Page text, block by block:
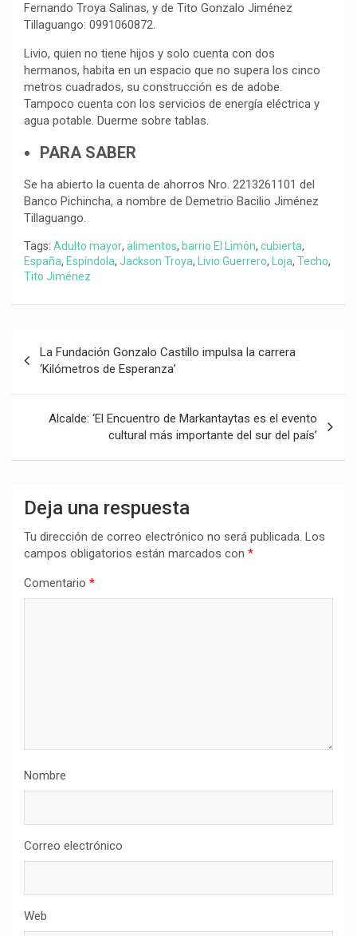
Fernando Troya Salinas, y de Tito Gonzalo Jiménez
Tillaguango: 0991060872.
Livio, quien no tiene hijos y solo cuenta con dos
hermanos, habita en un espacio que no supera los cinco
metros cuadrados, su construcción es de adobe.
Tampoco cuenta con los servicios de energía eléctrica y
agua potable. Duerme sobre tablas.
PARA SABER
Se ha abierto la cuenta de ahorros Nro. 2213261101 del
Banco Pichincha, a nombre de Demetrio Bacilio Jiménez
Tillaguango.
Tags: Adulto mayor, alimentos, barrio El Limón, cubierta,
España, Espíndola, Jackson Troya, Livio Guerrero, Loja, Techo,
Tito Jiménez
de
entradas
La Fundación Gonzalo Castillo impulsa la carrera
‘Kilómetros de Esperanza’
Alcalde: ‘El Encuentro de Markantaytas es el evento
cultural más importante del sur del país’
Deja una respuesta
Tu dirección de correo electrónico no será publicada. Los
campos obligatorios están marcados con *
Comentario *
Nombre
Correo electrónico
Web